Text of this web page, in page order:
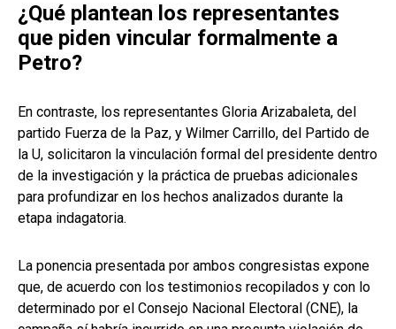
¿Qué plantean los representantes
que piden vincular formalmente a
Petro?
En contraste, los representantes Gloria Arizabaleta, del
partido Fuerza de la Paz, y Wilmer Carrillo, del Partido de
la U, solicitaron la vinculación formal del presidente dentro
de la investigación y la práctica de pruebas adicionales
para profundizar en los hechos analizados durante la
etapa indagatoria.
La ponencia presentada por ambos congresistas expone
que, de acuerdo con los testimonios recopilados y con lo
determinado por el Consejo Nacional Electoral (CNE), la